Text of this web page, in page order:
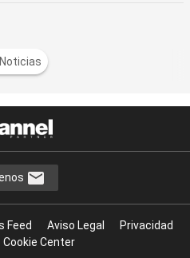
Noticias
Feed Aviso Legal
Privacidad
Cookie Center